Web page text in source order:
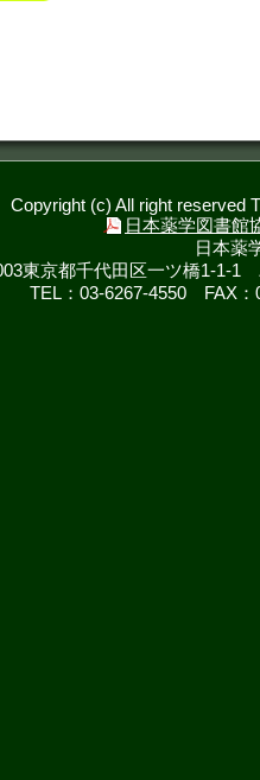
Copyright (c) All right reserved
日本薬学図書館
日本薬
東京都千代田区一ツ橋1-1-
TEL：03-6267-4550 FAX